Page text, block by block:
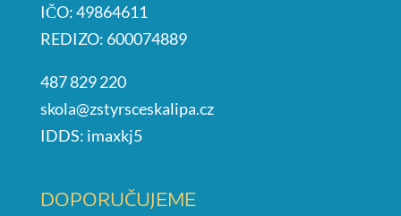
IČO: 49864611
REDIZO: 600074889
487 829 220
skola@zstyrsceskalipa.cz
IDDS: imaxkj5
DOPORUČUJEME